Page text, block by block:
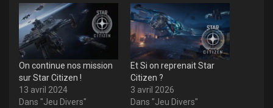
On continue nos mission
sur Star Citizen !
13 avril 2024
Dans "Jeu Divers"
Et Si on reprenait Star
Citizen ?
3 avril 2026
Dans "Jeu Divers"